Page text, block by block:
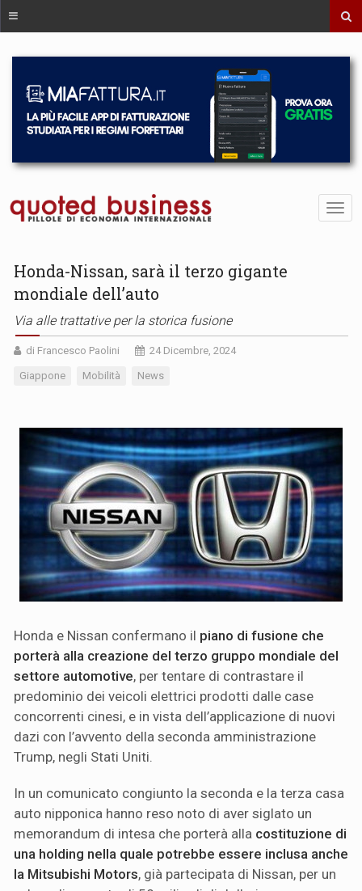
Honda-Nissan, sarà il terzo gigante
mondiale dell’auto
Via alle trattative per la storica fusione
di Francesco Paolini 24 Dicembre, 2024
Giappone Mobilità News
Honda e Nissan confermano il piano di fusione che
porterà alla creazione del terzo gruppo mondiale del
settore automotive, per tentare di contrastare il
predominio dei veicoli elettrici prodotti dalle case
concorrenti cinesi, e in vista dell’applicazione di nuovi
dazi con l’avvento della seconda amministrazione
Trump, negli Stati Uniti.
In un comunicato congiunto la seconda e la terza casa
auto nipponica hanno reso noto di aver siglato un
memorandum di intesa che porterà alla costituzione di
una holding nella quale potrebbe essere inclusa anche
la Mitsubishi Motors, già partecipata di Nissan, per un